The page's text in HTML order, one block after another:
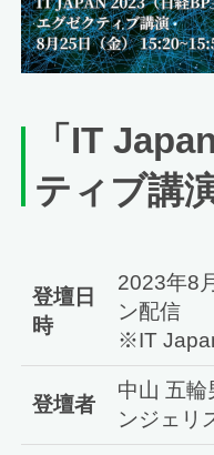
「IT
ティブ講
登壇日
時
2023年8
ン配信
※IT
登壇者
中山 五
ンジェリ